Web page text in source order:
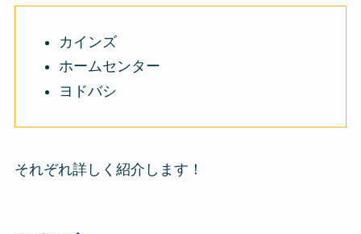
カインズ
ホームセンター
ヨドバシ
それぞれ詳しく紹介します！